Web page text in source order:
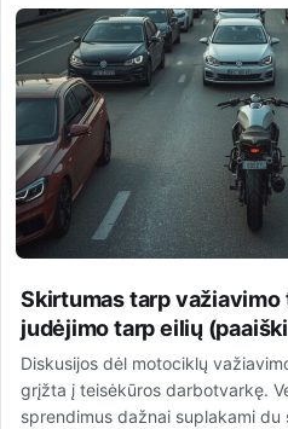
Skirtumas tarp
judėjimo tarp eilių
Diskusijos dėl motociklų
grįžta į teisėkūros darbotvarkę.
sprendimus dažnai suplakami du